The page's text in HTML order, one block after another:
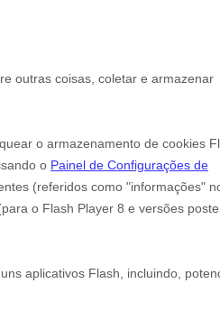
outras coisas, coletar e armazenar
o armazenamento de cookies
o Painel de Configurações de
(referidos como "informações"
o Flash Player 8 e versões
aplicativos Flash, incluindo,